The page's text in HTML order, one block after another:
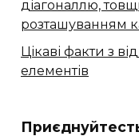
діагоналлю,
розташуванням
Цікаві факти з
елементів